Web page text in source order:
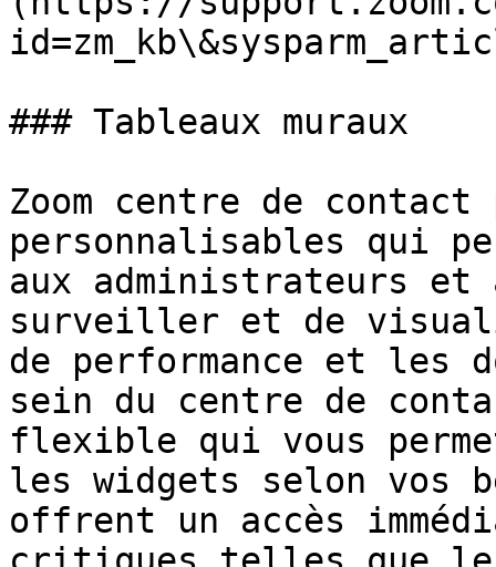
### Tableaux muraux
Zoom centre de contact
personnalisables qui
aux administrateurs et
surveiller et de
de performance et les
sein du centre de
flexible qui vous
les widgets selon vos
offrent un accès